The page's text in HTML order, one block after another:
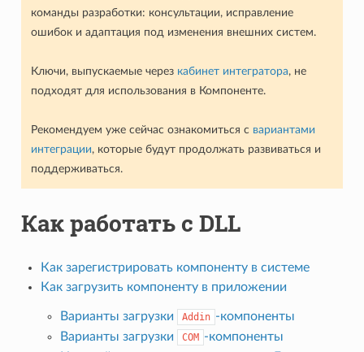
команды разработки: консультации, исправление
ошибок и адаптация под изменения внешних систем.
Ключи, выпускаемые через кабинет интегратора, не
подходят для использования в Компоненте.
Рекомендуем уже сейчас ознакомиться с вариантами
интеграции, которые будут продолжать развиваться и
поддерживаться.
Как работать с DLL
Как зарегистрировать компоненту в системе
Как загрузить компоненту в приложении
Варианты загрузки Addin -компоненты
Варианты загрузки
COM -компоненты